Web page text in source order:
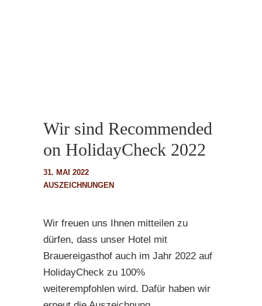
Wir sind Recommended
on HolidayCheck 2022
31. MAI 2022
AUSZEICHNUNGEN
Wir freuen uns Ihnen mitteilen zu
dürfen, dass unser Hotel mit
Brauereigasthof auch im Jahr 2022 auf
HolidayCheck zu 100%
weiterempfohlen wird. Dafür haben wir